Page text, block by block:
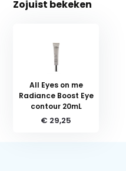
Zojuist bekeken
All Eyes on me
Radiance Boost Eye
contour 20mL
€ 29,25